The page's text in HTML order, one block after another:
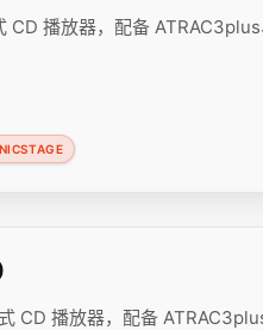
CD 播放器，配备
CD 播放器，配备